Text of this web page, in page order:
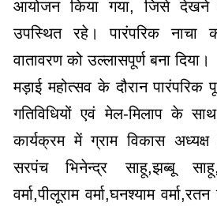
आयोजन किया गया, जिसे देखने
उपस्थित रहे। पारंपरिक
वातावरण को उल्लासपूर्ण बना दिया।
मड़ाई महोत्सव के दौरान पारंपरिक
गतिविधियों एवं मेल-मिलाप के
कार्यक्रम में ग्राम विकास अध्यक्ष
सरपंच भिनेन्द्र साहू,झब्बू
वर्मा,पीलूराम वर्मा,घनश्याम